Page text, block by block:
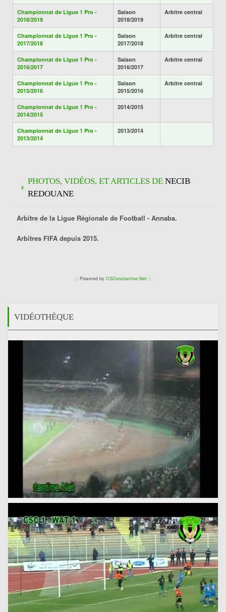
Championnat de Ligue 1 Pro -
2018/2019
Saison
2018/2019
Arbitre central
Championnat de Ligue 1 Pro -
2017/2018
Saison
2017/2018
Arbitre central
Championnat de Ligue 1 Pro -
2016/2017
Saison
2016/2017
Arbitre central
Championnat de Ligue 1 Pro -
2015/2016
Saison
2015/2016
Arbitre central
Championnat de Ligue 1 Pro -
2014/2015
2014/2015
Championnat de Ligue 1 Pro -
2013/2014
2013/2014
PHOTOS, VIDÉOS, ET ARTICLES DE NECIB
REDOUANE
Arbitre de la Ligue Régionale de Football - Annaba.
Arbitres FIFA depuis 2015.
:: Powered by CSConstantine.Net::
VIDÉOTHÈQUE